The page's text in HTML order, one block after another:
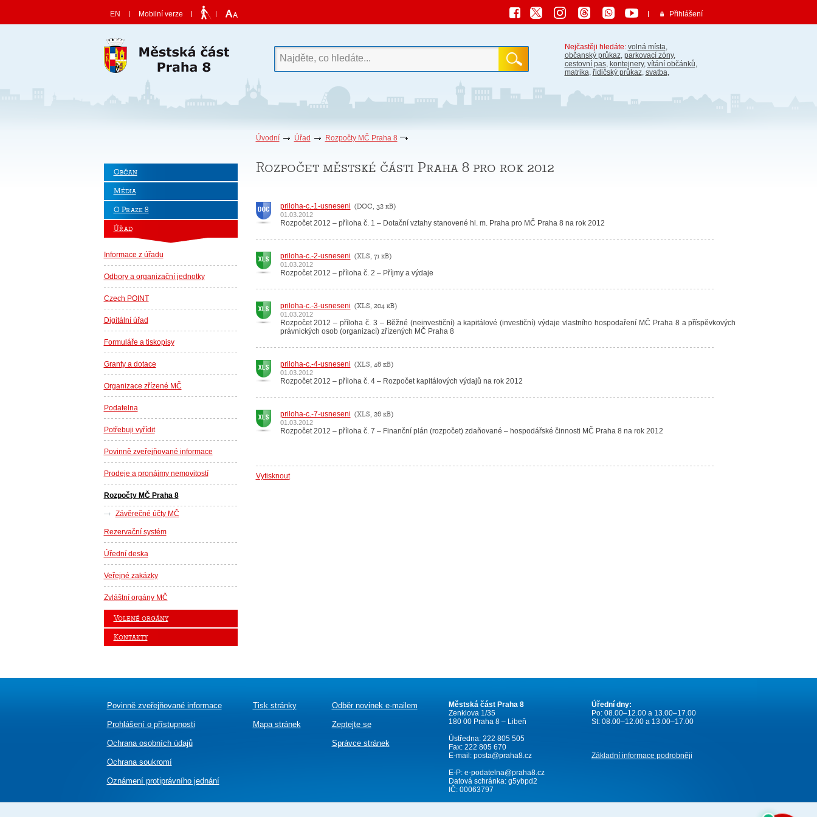
EN Mobilní verze Přihlášení
Nejčastěji hledáte: volná místa,
občanský průkaz, parkovací zóny,
cestovní pas, kontejnery, vítání občánků,
matrika, řidičský průkaz, svatba,
Úvodní Úřad Rozpočty MČ Praha 8
Občan
Média
O Praze 8
Úřad
Informace z úřadu
Odbory a organizační jednotky
Czech POINT
Digitální úřad
Formuláře a tiskopisy
Granty a dotace
Organizace zřízené MČ
Podatelna
Potřebuji vyřídit
Povinně zveřejňované informace
Prodeje a pronájmy nemovitostí
Rozpočty MČ Praha 8
Závěrečné účty MČ
Rezervační systém
Úřední deska
Veřejné zakázky
Zvláštní orgány MČ
Volené orgány
Kontakty
Rozpočet městské části Praha 8 pro rok 2012
priloha-c.-1-usneseni (DOC, 32 kB)
01.03.2012
Rozpočet 2012 – příloha č. 1 – Dotační vztahy stanovené hl. m. Praha pro MČ Praha 8 na rok 2012
priloha-c.-2-usneseni (XLS, 71 kB)
01.03.2012
Rozpočet 2012 – příloha č. 2 – Příjmy a výdaje
priloha-c.-3-usneseni (XLS, 204 kB)
01.03.2012
Rozpočet 2012 – příloha č. 3 – Běžné (neinvestiční) a kapitálové (investiční) výdaje vlastního hospodaření MČ Praha 8 a příspěvkových
právnických osob (organizací) zřízených MČ Praha 8
priloha-c.-4-usneseni (XLS, 48 kB)
01.03.2012
Rozpočet 2012 – příloha č. 4 – Rozpočet kapitálových výdajů na rok 2012
priloha-c.-7-usneseni (XLS, 26 kB)
01.03.2012
Rozpočet 2012 – příloha č. 7 – Finanční plán (rozpočet) zdaňované – hospodářské činnosti MČ Praha 8 na rok 2012
Vytisknout
Povinně zveřejňované informace
Prohlášení o přístupnosti
Ochrana osobních údajů
Ochrana soukromí
Oznámeníprotiprávního jednání
Tisk stránky
Mapa stránek
Odběr novinek e-mailem
Zeptejte se
Správce stránek
Městská část Praha 8
Zenklova 1/35
180 00 Praha 8 – Libeň
Ústředna: 222 805 505
Fax: 222 805 670
E-mail: posta@praha8.cz
E-P:e-podatelna@praha8.cz
Datová schránka: g5ybpd2
IČ: 00063797
Úřední dny:
Po: 08.00–12.00 a 13.00–17.00
St: 08.00–12.00 a 13.00–17.00
Základní informace podrobněji